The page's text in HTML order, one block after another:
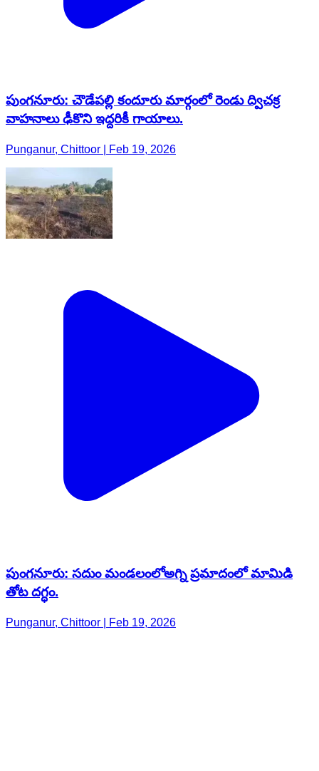
పుంగనూరు: చౌడేపల్లి కందూరు మార్గంలో రెండు ద్విచక్ర
పుంగనూరు: సదుం మండలంలోఅగ్ని ప్రమాదంలో మామిడి